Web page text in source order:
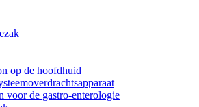
op de hoofdhuid
voor de gastro-enterologie